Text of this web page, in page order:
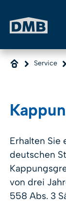
Service
Erhalten Sie
deutschen
von drei
558 Abs. 3